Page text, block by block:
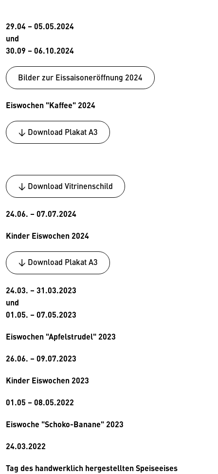
29.04 – 05.05.2024
und
30.09 – 06.10.2024
Bilder zur Eissaisoneröffnung 2024
Eiswochen "Kaffee" 2024
↓ Download Plakat A3
↓ Download Vitrinenschild
24.06. – 07.07.2024
Kinder Eiswochen 2024
↓ Download Plakat A3
24.03. – 31.03.2023
und
01.05. – 07.05.2023
Eiswochen "Apfelstrudel" 2023
26.06. – 09.07.2023
Kinder Eiswochen 2023
01.05 – 08.05.2022
Eiswoche "Schoko-Banane" 2023
24.03.2022
Tag des handwerklich hergestellten Speiseeises